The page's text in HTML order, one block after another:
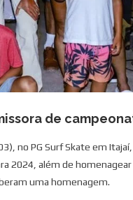
de
no PG Surf Skate em
2024, além de
uma homenagem.